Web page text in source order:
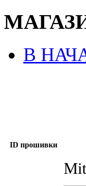
В
ID прошивки